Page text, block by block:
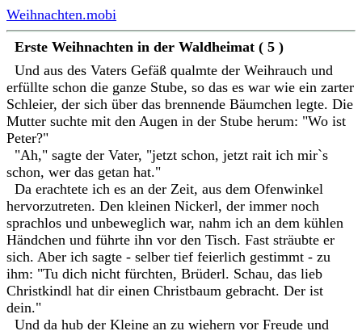
Weihnachten.mobi
Erste Weihnachten in der Waldheimat ( 5 )
Und aus des Vaters Gefäß qualmte der Weihrauch und
erfüllte schon die ganze Stube, so das es war wie ein zarter
Schleier, der sich über das brennende Bäumchen legte. Die
Mutter suchte mit den Augen in der Stube herum: "Wo ist
Peter?"
"Ah," sagte der Vater, "jetzt schon, jetzt rait ich mir`s
schon, wer das getan hat."
Da erachtete ich es an der Zeit, aus dem Ofenwinkel
hervorzutreten. Den kleinen Nickerl, der immer noch
sprachlos und unbeweglich war, nahm ich an dem kühlen
Händchen und führte ihn vor den Tisch. Fast sträubte er
sich. Aber ich sagte - selber tief feierlich gestimmt - zu
ihm: "Tu dich nicht fürchten, Brüderl. Schau, das lieb
Christkindl hat dir einen Christbaum gebracht. Der ist
dein."
Und da hub der Kleine an zu wiehern vor Freude und